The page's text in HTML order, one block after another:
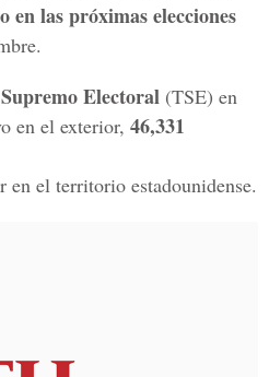
las próximas elecciones
Electoral (TSE) en
en el exterior, 46,331
en el territorio estadounidense.